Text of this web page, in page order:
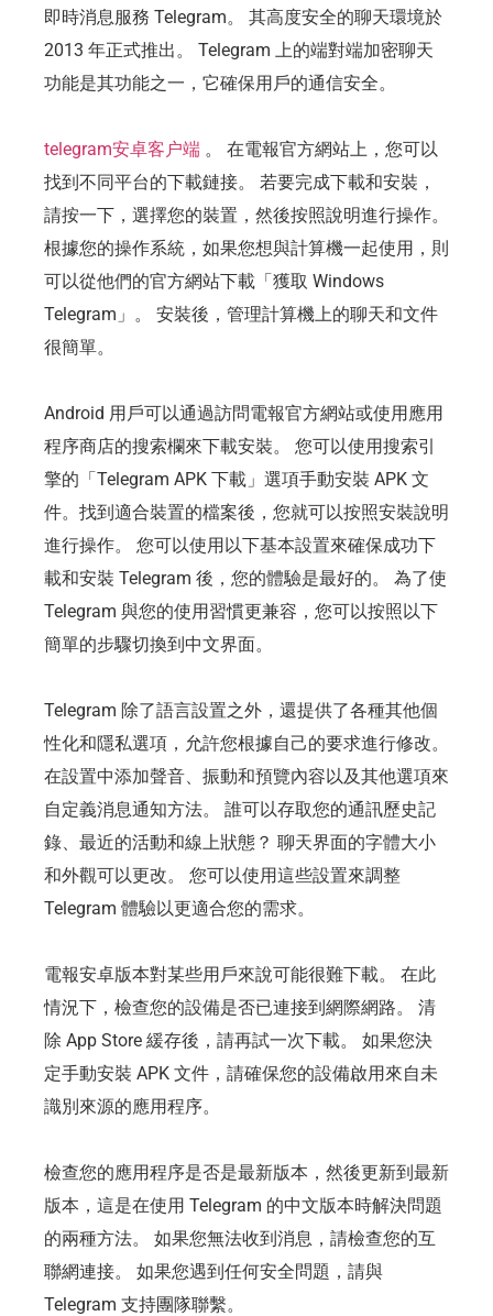
即時消息服務 Telegram。 其高度安全的聊天環境於
2013 年正式推出。 Telegram 上的端對端加密聊天
功能是其功能之一，它確保用戶的通信安全。
telegram安卓客户端 。 在電報官方網站上，您可以
找到不同平台的下載鏈接。 若要完成下載和安裝，
請按一下，選擇您的裝置，然後按照說明進行操作。
根據您的操作系統，如果您想與計算機一起使用，則
可以從他們的官方網站下載「獲取 Windows
Telegram」。 安裝後，管理計算機上的聊天和文件
很簡單。
Android 用戶可以通過訪問電報官方網站或使用應用
程序商店的搜索欄來下載安裝。 您可以使用搜索引
擎的「Telegram APK 下載」選項手動安裝 APK 文
件。找到適合裝置的檔案後，您就可以按照安裝說明
進行操作。 您可以使用以下基本設置來確保成功下
載和安裝 Telegram 後，您的體驗是最好的。 為了使
Telegram 與您的使用習慣更兼容，您可以按照以下
簡單的步驟切換到中文界面。
Telegram 除了語言設置之外，還提供了各種其他個
性化和隱私選項，允許您根據自己的要求進行修改。
在設置中添加聲音、振動和預覽內容以及其他選項來
自定義消息通知方法。 誰可以存取您的通訊歷史記
錄、最近的活動和線上狀態？ 聊天界面的字體大小
和外觀可以更改。 您可以使用這些設置來調整
Telegram 體驗以更適合您的需求。
電報安卓版本對某些用戶來說可能很難下載。 在此
情況下，檢查您的設備是否已連接到網際網路。 清
除 App Store 緩存後，請再試一次下載。 如果您決
定手動安裝 APK 文件，請確保您的設備啟用來自未
識別來源的應用程序。
檢查您的應用程序是否是最新版本，然後更新到最新
版本，這是在使用 Telegram 的中文版本時解決問題
的兩種方法。 如果您無法收到消息，請檢查您的互
聯網連接。 如果您遇到任何安全問題，請與
Telegram 支持團隊聯繫。